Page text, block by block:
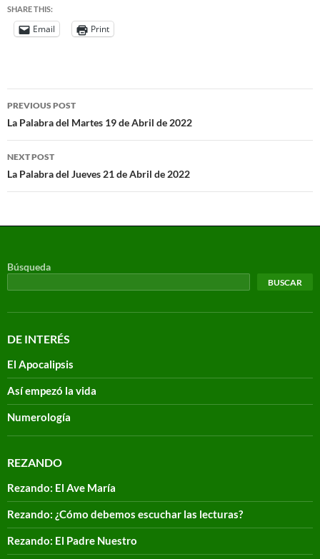
SHARE THIS:
Email Print
PREVIOUS POST
La Palabra del Martes 19 de Abril de 2022
NEXT POST
La Palabra del Jueves 21 de Abril de 2022
Búsqueda
BUSCAR
DE INTERÉS
El Apocalipsis
Así empezó la vida
Numerología
REZANDO
Rezando: El Ave María
Rezando: ¿Cómo debemos escuchar las lecturas?
Rezando: El Padre Nuestro